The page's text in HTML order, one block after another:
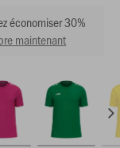
économiser 30%
maintenant